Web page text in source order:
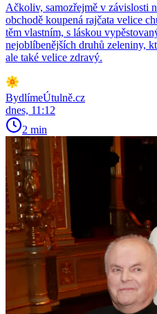
Ačkoliv, samozřejmě v závislosti
obchodě koupená rajčata velice
těm vlastním, s láskou
nejoblíbenějších druhů zeleniny,
ale také velice zdravý.
BydlímeÚtulně.cz
dnes, 11:12
2 min